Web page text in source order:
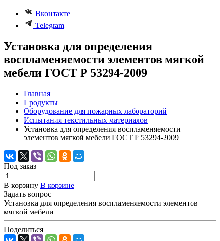
Вконтакте
Telegram
Установка для определения
воспламеняемости элементов мягкой
мебели ГОСТ Р 53294-2009
Главная
Продукты
Оборудование для пожарных лабораторий
Испытания текстильных материалов
Установка для определения воспламеняемости
элементов мягкой мебели ГОСТ Р 53294-2009
Под заказ
В корзину В корзине
Задать вопрос
Установка для определения воспламеняемости элементов
мягкой мебели
Поделиться